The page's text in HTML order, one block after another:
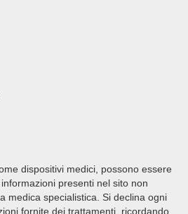
dispositivi medici, possono essere
presenti nel sito non
medica specialistica. Si declina ogni
fornite dei trattamenti, ricordando